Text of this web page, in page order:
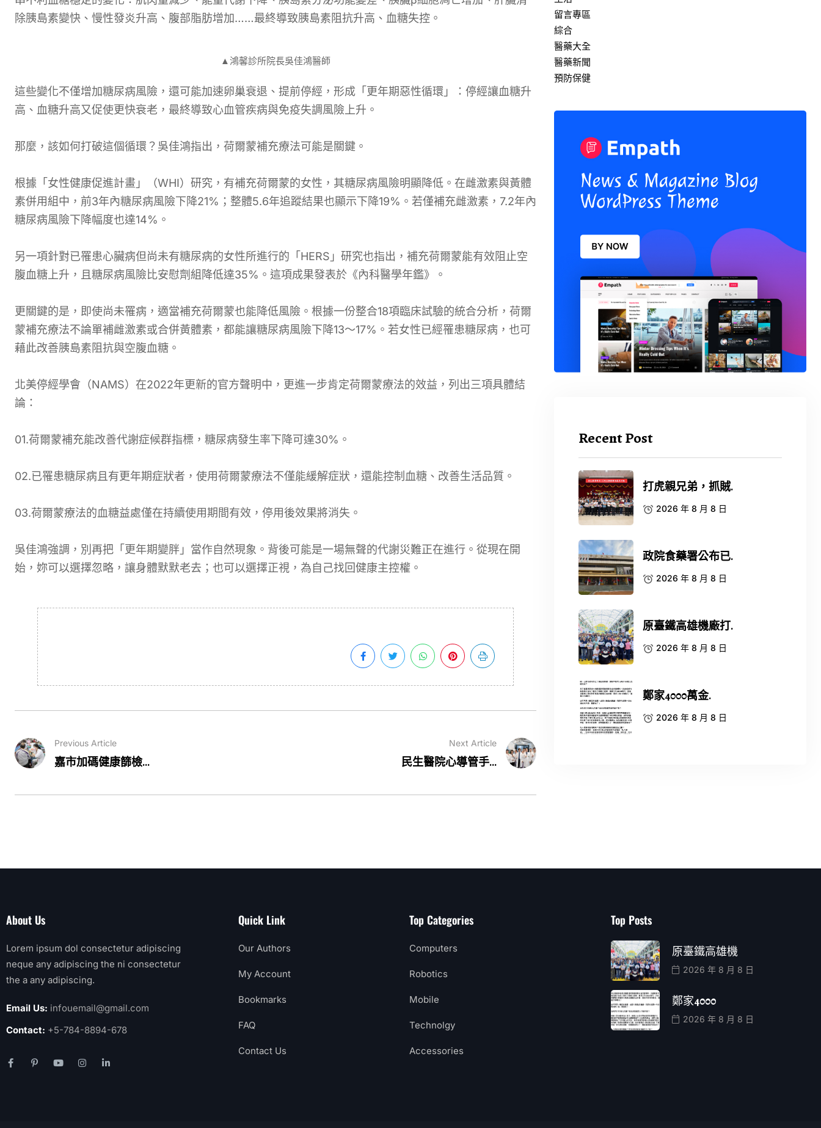
除胰島素變快、慢性發炎升高、腹部脂肪增加……最終導致胰島素阻抗升高、血糖失控。
▲鴻馨診所院長吳佳鴻醫師
這些變化不僅增加糖尿病風險，還可能加速卵巢衰退、提前停經，形成「更年期惡性循環」：停經讓血糖升
高、血糖升高又促使更快衰老，最終導致心血管疾病與免疫失調風險上升。
那麼，該如何打破這個循環？吳佳鴻指出，荷爾蒙補充療法可能是關鍵。
根據「女性健康促進計畫」（WHI）研究，有補充荷爾蒙的女性，其糖尿病風險明顯降低。在雌激素與黃體
素併用組中，前3年內糖尿病風險下降21%；整體5.6年追蹤結果也顯示下降19%。若僅補充雌激素，7.2年內
糖尿病風險下降幅度也達14%。
另一項針對已罹患心臟病但尚未有糖尿病的女性所進行的「HERS」研究也指出，補充荷爾蒙能有效阻止空
腹血糖上升，且糖尿病風險比安慰劑組降低達35%。這項成果發表於《內科醫學年鑑》。
更關鍵的是，即使尚未罹病，適當補充荷爾蒙也能降低風險。根據一份整合18項臨床試驗的統合分析，荷爾
蒙補充療法不論單補雌激素或合併黃體素，都能讓糖尿病風險下降13～17%。若女性已經罹患糖尿病，也可
藉此改善胰島素阻抗與空腹血糖。
北美停經學會（NAMS）在2022年更新的官方聲明中，更進一步肯定荷爾蒙療法的效益，列出三項具體結
論：
01.荷爾蒙補充能改善代謝症候群指標，糖尿病發生率下降可達30%。
02.已罹患糖尿病且有更年期症狀者，使用荷爾蒙療法不僅能緩解症狀，還能控制血糖、改善生活品質。
03.荷爾蒙療法的血糖益處僅在持續使用期間有效，停用後效果將消失。
吳佳鴻強調，別再把「更年期變胖」當作自然現象。背後可能是一場無聲的代謝災難正在進行。從現在開
始，妳可以選擇忽略，讓身體默默老去；也可以選擇正視，為自己找回健康主控權。
Previous Article
嘉市加碼健康篩檢...
Next Article
民生醫院心導管手...
留言專區
綜合
醫藥大全
醫藥新聞
預防保健
Recent Post
打虎親兄弟，抓賊.
2026 年 8 月 8 日
政院食藥署公布已.
2026 年 8 月 8 日
原臺鐵高雄機廠打.
2026 年 8 月 8 日
鄭家4000萬金.
2026 年 8 月 8 日
About Us
Lorem ipsum dol consectetur adipiscing
neque any adipiscing the ni consectetur
the a any adipiscing.
Email Us: infouemail@gmail.com
Contact: +5-784-8894-678
Quick Link
Our Authors
My Account
Bookmarks
FAQ
Contact Us
Top Categories
Computers
Robotics
Mobile
Technolgy
Accessories
Top Posts
原臺鐵高雄機
2026 年 8 月 8 日
鄭家4000
2026 年 8 月 8 日